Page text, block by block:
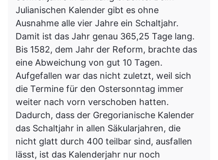
Julianischen Kalender gibt es ohne
Ausnahme alle vier Jahre ein Schaltjahr.
Damit ist das Jahr genau 365,25 Tage lang.
Bis 1582, dem Jahr der Reform, brachte das
eine Abweichung von gut 10 Tagen.
Aufgefallen war das nicht zuletzt, weil sich
die Termine für den Ostersonntag immer
weiter nach vorn verschoben hatten.
Dadurch, dass der Gregorianische Kalender
das Schaltjahr in allen Säkularjahren, die
nicht glatt durch 400 teilbar sind, ausfallen
lässt, ist das Kalenderjahr nur noch